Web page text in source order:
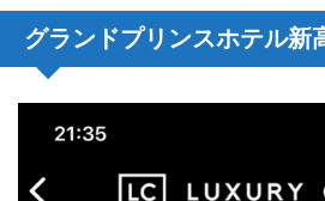
グランドプリンスホテル新